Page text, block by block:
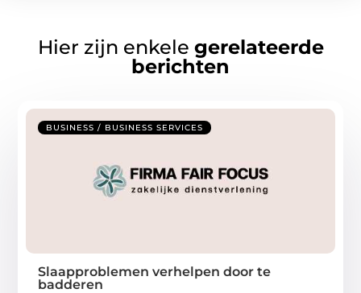
Hier zijn enkele gerelateerde
berichten
BUSINESS / BUSINESS SERVICES
Slaapproblemen verhelpen door te
badderen